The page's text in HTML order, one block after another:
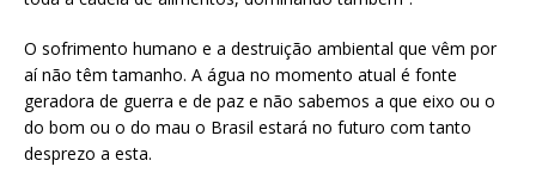
O sofrimento humano e a destruição ambiental que vêm por
aí não têm tamanho. A água no momento atual é fonte
geradora de guerra e de paz e não sabemos a que eixo ou o
do bom ou o do mau o Brasil estará no futuro com tanto
desprezo a esta.